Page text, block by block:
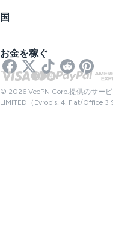
ブログ
クッキープリファレンス
匿名IP
ストリーミング用VPN
Netflix用VPN
あなたのIPを隠す
オンラインSMS
リンクチェッカー
ファイルチェック
国
イギリスVPN
カナダVPN
トルコVPN
お金を稼ぐ
アフィリエイト
© 2026 VeePN Corp.提供のサー
LIMITED（Evropis, 4, Flat/Office 3